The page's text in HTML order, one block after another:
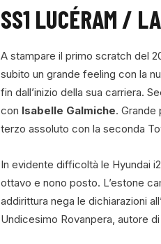
SS1 LUCÉRAM /
A stampare il primo scratch del
subito un grande feeling con la
fin dall’inizio della sua carriera.
con Isabelle Galmiche.
terzo assoluto con la seconda
In evidente difficoltà le Hyundai
ottavo e nono posto. L’estone
addirittura nega le dichiarazioni
Undicesimo Rovanpera, autore